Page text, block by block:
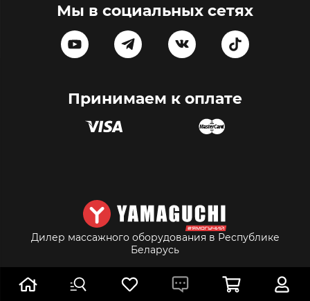
Мы в социальных сетях
Принимаем к оплате
Дилер массажного оборудования в Республике
Беларусь